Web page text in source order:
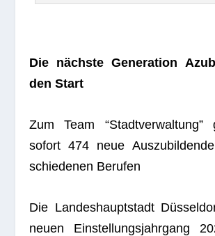
Die nächste Gene­ra­tion
den Start
Zum Team “Stadt­ver­wal­tung”
sofort 474 neue
schie­de­nen Berufen
Die Lan­des­haupt­stadt
neuen Ein­stel­lungs­jahr­gang